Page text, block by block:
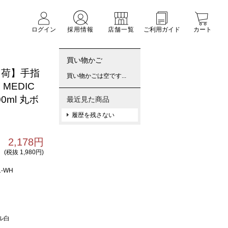
ログイン 採用情報 店舗一覧 ご利用ガイド カート
】手指
MEDIC
丸ボ
2,178円
(税抜 1,980円)
WH
白
買い物かご
買い物かごは空です...
最近見た商品
履歴を残さない